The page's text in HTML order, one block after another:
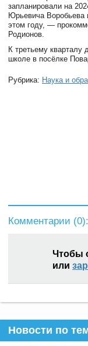
запланировали на
Юрьевича Воробьева
этом году, —
Родионов.
К третьему кварталу
школе в посёлке
Рубрика: Наука и
Комментарии (0):
Чтобы
или
Новости по